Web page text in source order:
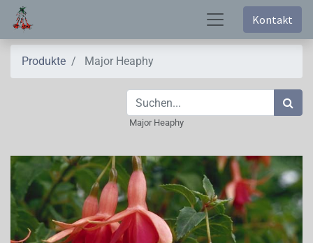
Kontakt
Produkte Major Heaphy
Major Heaphy